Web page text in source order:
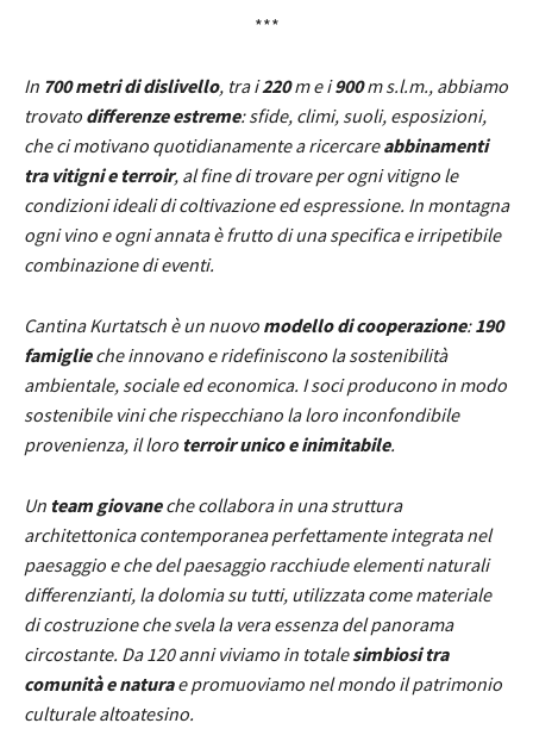
***
In 700 metri di dislivello, tra i220m e i900m s.l.m., abbiamo
trovato differenze estreme: sfide, climi, suoli, esposizioni,
che ci motivano quotidianamente a ricercareabbinamenti
tra vitigni e terroir, al fine di trovare per ogni vitigno le
condizioni ideali di coltivazione ed espressione. In montagna
ogni vino e ogni annata è frutto di una specifica e irripetibile
combinazione di eventi.
Cantina Kurtatsch è un nuovo modello di cooperazione:190
famiglieche innovano e ridefiniscono la sostenibilità
ambientale, sociale ed economica. I soci producono in modo
sostenibile vini che rispecchiano la loro inconfondibile
provenienza, il loro terroir unico e inimitabile.
Un team giovaneche collabora in una struttura
architettonica contemporanea perfettamente integrata nel
paesaggio e che del paesaggio racchiude elementi naturali
differenzianti, la dolomia su tutti, utilizzata come materiale
di costruzione che svela la vera essenza del panorama
circostante. Da 120 anni viviamo in totalesimbiosi tra
comunità e naturae promuoviamo nel mondo il patrimonio
culturale altoatesino.